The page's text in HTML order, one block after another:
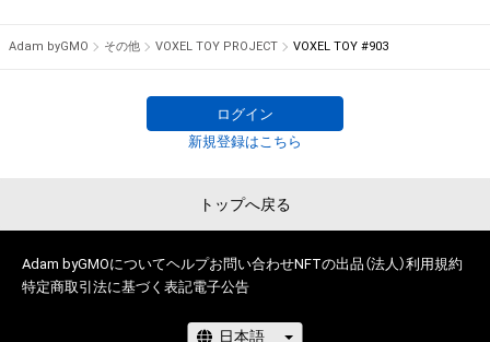
Adam byGMO その他 VOXEL TOY PROJECT VOXEL TOY #903
ログイン
新規登録はこちら
トップへ戻る
Adam byGMOについてヘルプお問い合わせNFTの出品（法人）利用規約
特定商取引法に基づく表記電子公告